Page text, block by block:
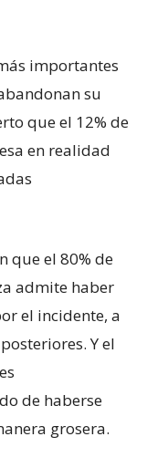
importantes
su
que el 12% de
en realidad
que el 80% de
admite haber
el incidente, a
Y el
de haberse
grosera.